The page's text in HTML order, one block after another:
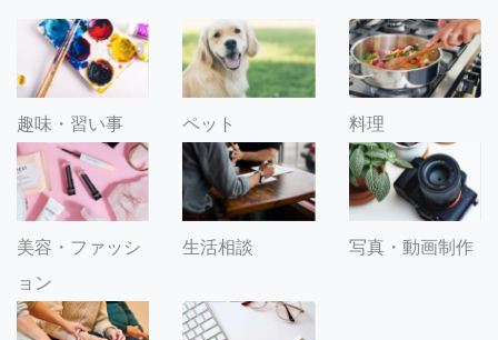
趣味・習い事 ペット 料理
美容・ファッシ
ョン
生活相談 写真・動画制作